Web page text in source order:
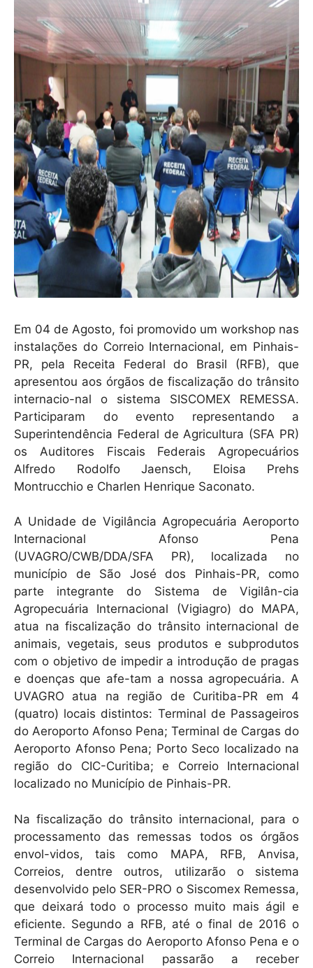
p
p
o
o
k
Em 04 de Agosto, foi promovido um workshop nas
instalações do Correio Internacional, em Pinhais-
PR, pela Receita Federal do Brasil (RFB), que
apresentou aos órgãos de fiscalização do trânsito
internacio-nal o sistema SISCOMEX REMESSA.
Participaram do evento representando a
Superintendência Federal de Agricultura (SFA PR)
os Auditores Fiscais Federais Agropecuários
Alfredo Rodolfo Jaensch, Eloisa Prehs
Montrucchio e Charlen Henrique Saconato.
A Unidade de Vigilância Agropecuária Aeroporto
Internacional Afonso Pena
(UVAGRO/CWB/DDA/SFA PR), localizada no
município de São José dos Pinhais-PR, como
parte integrante do Sistema de Vigilân-cia
Agropecuária Internacional (Vigiagro) do MAPA,
atua na fiscalização do trânsito internacional de
animais, vegetais, seus produtos e subprodutos
com o objetivo de impedir a introdução de pragas
e doenças que afe-tam a nossa agropecuária. A
UVAGRO atua na região de Curitiba-PR em 4
(quatro) locais distintos: Terminal de Passageiros
do Aeroporto Afonso Pena; Terminal de Cargas do
Aeroporto Afonso Pena; Porto Seco localizado na
região do CIC-Curitiba; e Correio Internacional
localizado no Município de Pinhais-PR.
Na fiscalização do trânsito internacional, para o
processamento das remessas todos os órgãos
envol-vidos, tais como MAPA, RFB, Anvisa,
Correios, dentre outros, utilizarão o sistema
desenvolvido pelo SER-PRO o Siscomex Remessa,
que deixará todo o processo muito mais ágil e
eficiente. Segundo a RFB, até o final de 2016 o
Terminal de Cargas do Aeroporto Afonso Pena e o
Correio Internacional passarão a receber